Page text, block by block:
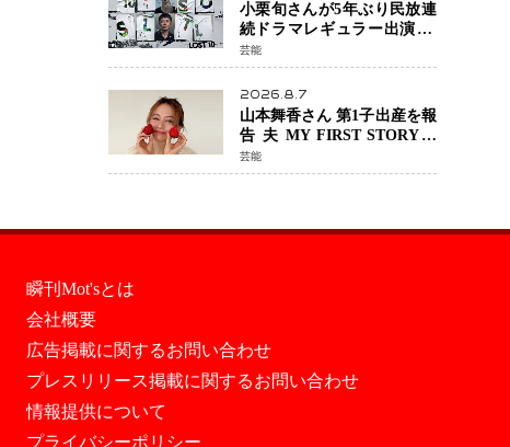
小栗旬さんが5年ぶり民放連
続ドラマレギュラー出演 横
浜流星さんと初共演
『LOST10』で異色バディ結
成
芸能
2026.8.7
山本舞香さん 第1子出産を報
告 夫 MY FIRST STORYの
Hiroさんとの新たな家族生
活「母子ともに健康」
芸能
瞬刊Mot'sとは
会社概要
広告掲載に関するお問い合わせ
プレスリリース掲載に関するお問い合わせ
情報提供について
プライバシーポリシー